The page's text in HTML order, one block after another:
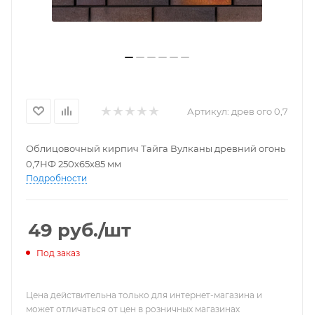
Артикул: древ ого 0,7
Облицовочный кирпич Тайга Вулканы древний огонь
0,7НФ 250х65х85 мм
Подробности
49 руб./шт
Под заказ
Цена действительна только для интернет-магазина и
может отличаться от цен в розничных магазинах